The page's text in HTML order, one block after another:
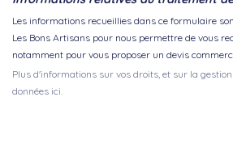
Les informations recueillies dans ce formulaire
Les Bons Artisans pour nous permettre de vous
notamment pour vous proposer un devis
Plus d'informations sur vos droits, et sur la
données ici.